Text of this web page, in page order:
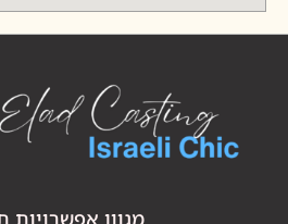
מגוון אפשרויות תשלום: